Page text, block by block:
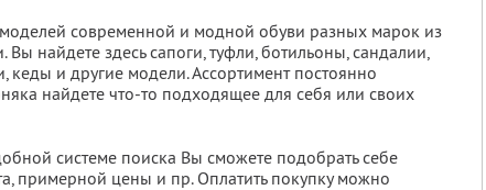
моделей современной и модной обуви разных марок из
найдете здесь сапоги, туфли, ботильоны, сандалии,
кеды и другие модели. Ассортимент постоянно
найдете что-то подходящее для себя или своих
системе поиска Вы сможете подобрать себе
примерной цены и пр. Оплатить покупку можно